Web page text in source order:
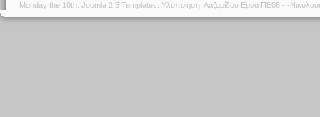
Monday the 10th.Joomla 2.5 Templates . Υλοποίηση: Λαζαρίδου Ερνα ΠΕ06 - -